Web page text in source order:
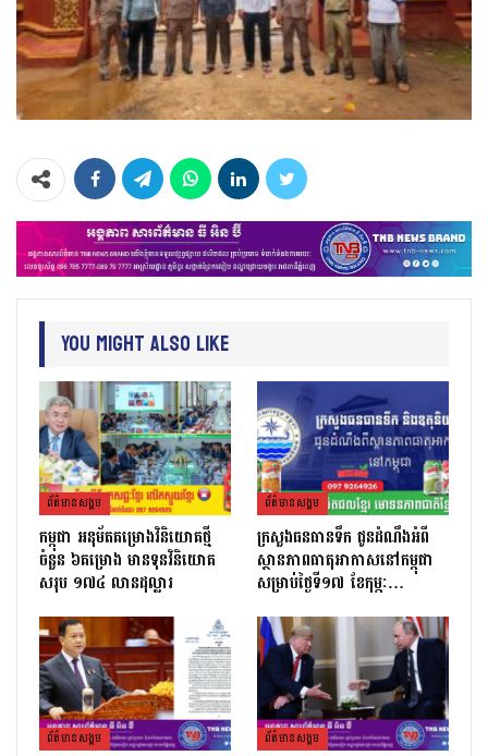
You Might Also Like
ព័ត៌មាន​សង្គម
កម្ពុជា អនុម័តគម្រោងវិនិយោគថ្មី
ចំនួន ៦គម្រោង មានទុនវិនិយោគ
សរុប ១៧៤ លានដុល្លារ
ព័ត៌មាន​សង្គម
ក្រសួងធនធានទឹក ជូនដំណឹងអំពី
ស្ថានភាពធាតុអាកាសនៅកម្ពុជា
សម្រាប់ថ្ងៃទី១៧ ខែកុម្ភៈ…
ព័ត៌មាន​សង្គម ព័ត៌មាន​សង្គម